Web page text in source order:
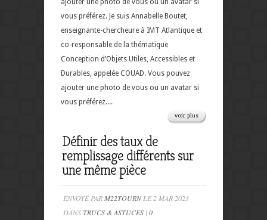
vous préférez. Je suis Annabelle Boutet,
enseignante-chercheure à IMT Atlantique et
co-responsable de la thématique
Conception d’Objets Utiles, Accessibles et
Durables, appelée COUAD. Vous pouvez
ajouter une photo de vous ou un avatar si
vous préférez....
voir plus
Définir des taux de
remplissage différents sur
une même pièce
ENVOYÉ PAR M22TOURNLE 2 MAR 2023
DANSTRUCS & ASTUCES | 0